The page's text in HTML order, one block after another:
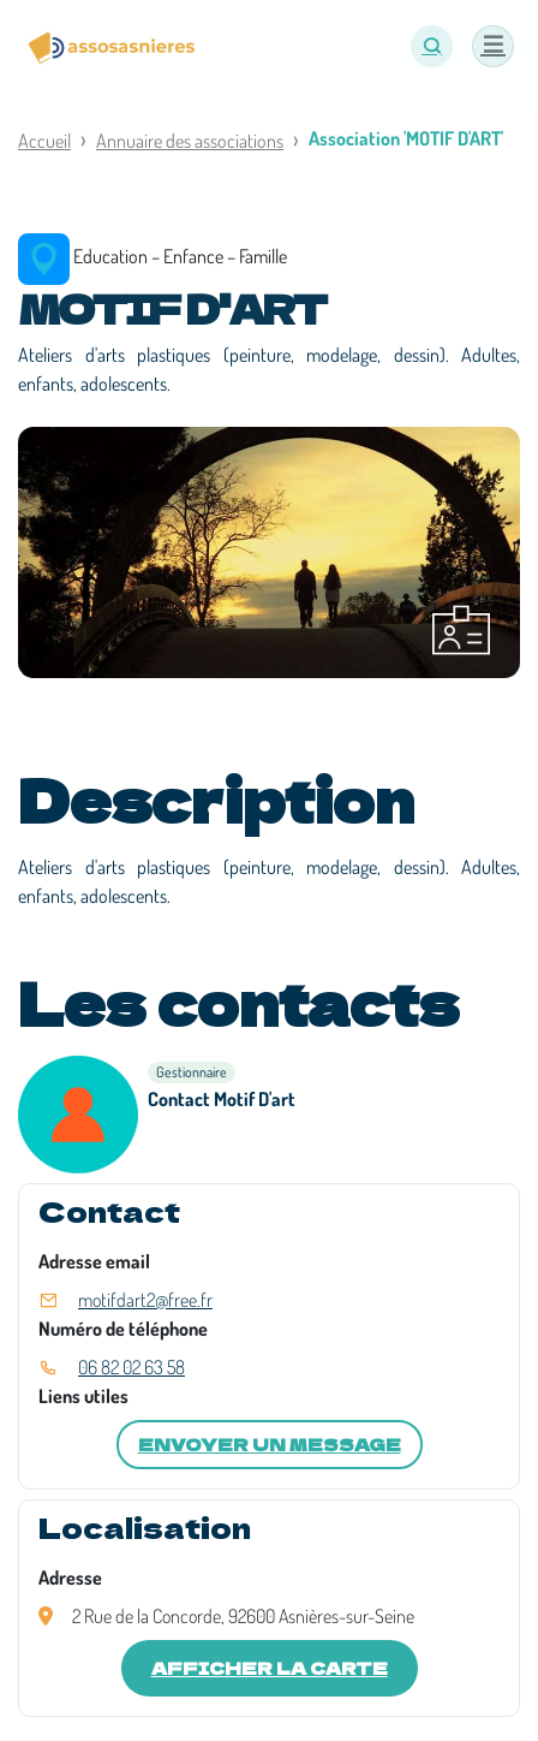
Accueil Annuaire des associations Association 'MOTIF D'ART'
Education – Enfance – Famille
MOTIF D'ART
Ateliers d'arts plastiques (peinture, modelage, dessin). Adultes,
enfants, adolescents.
Description
Ateliers d'arts plastiques (peinture, modelage, dessin). Adultes,
enfants, adolescents.
Les contacts
Gestionnaire
Contact Motif D'art
Contact
Adresse email
motifdart2@free.fr
Numéro de téléphone
06 82 02 63 58
Liens utiles
ENVOYER UN MESSAGE
Localisation
Adresse
2 Rue de la Concorde, 92600 Asnières-sur-Seine
AFFICHER LA CARTE